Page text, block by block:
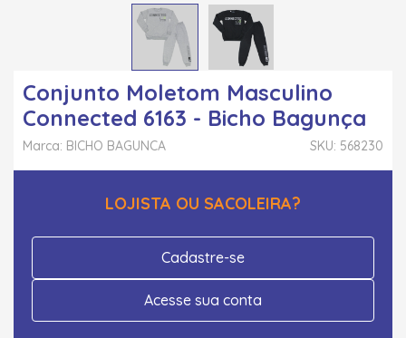
Conjunto Moletom Masculino
Connected 6163 - Bicho Bagunça
SKU: 568230
Marca: BICHO BAGUNCA
LOJISTA OU SACOLEIRA?
Cadastre-se
Acesse sua conta